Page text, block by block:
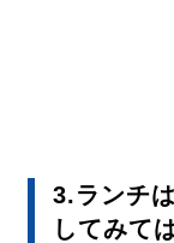
3.ランチ
してみて